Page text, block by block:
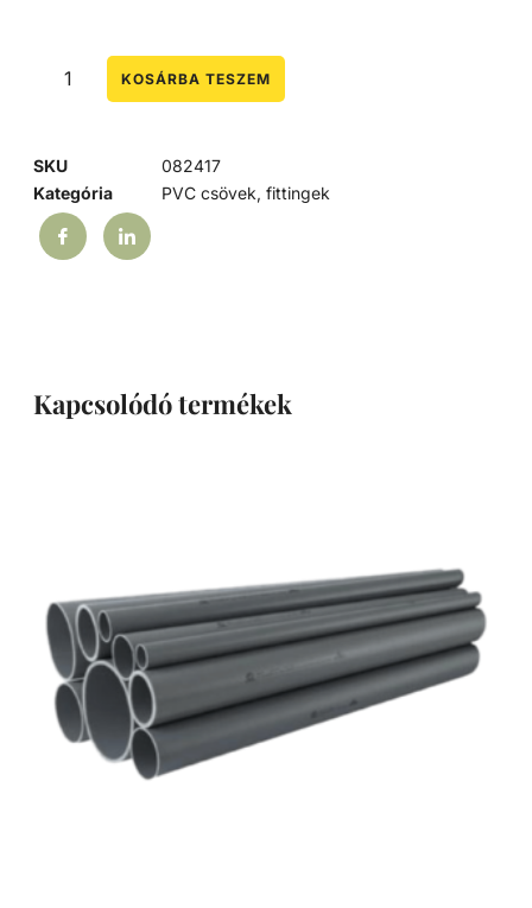
KOSÁRBA TESZEM
SKU
082417
Kategória
PVC csövek, fittingek
Kapcsolódó termékek